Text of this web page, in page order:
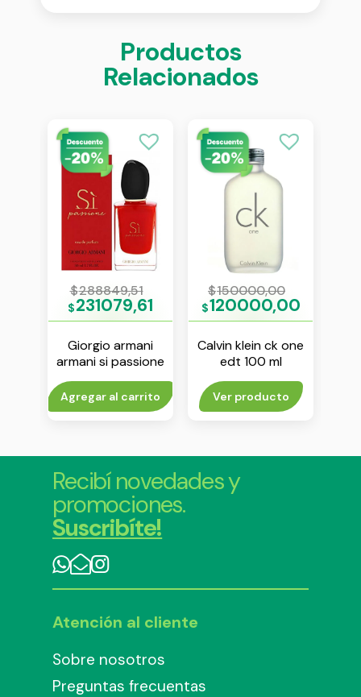
Productos
Relacionados
$288849,51
$231079,61
Giorgio armani
armani si passione
edt 50 ml
Agregar al carrito
$150000,00
$120000,00
Calvin klein ck one
edt 100 ml
Ver producto
Recibí novedades y
promociones.
Suscribíte!
Atención al cliente
Sobre nosotros
Preguntas frecuentas